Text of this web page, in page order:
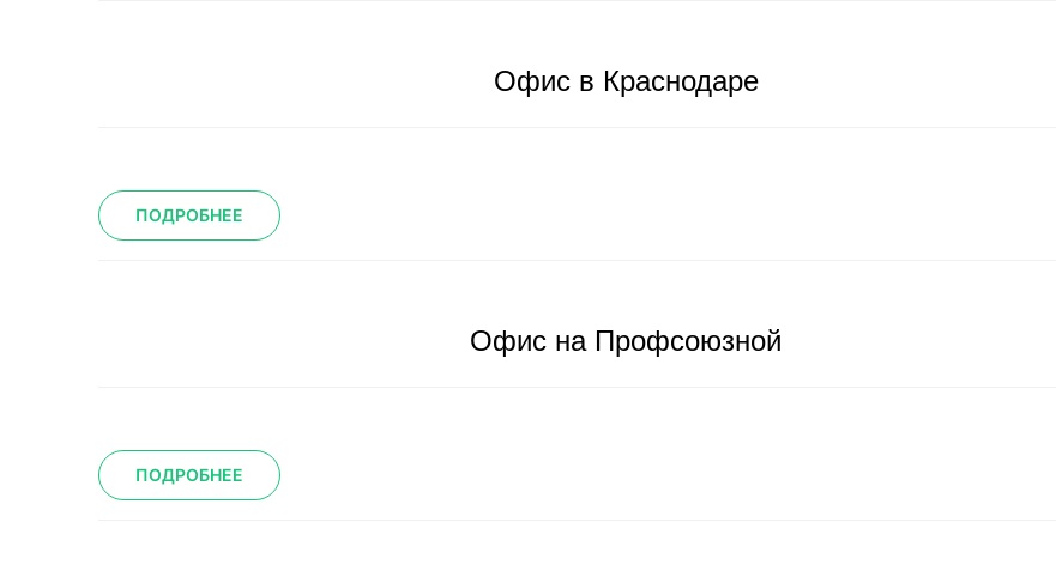
Офис в Краснодаре
ПОДРОБНЕЕ
Офис на Профсоюзной
ПОДРОБНЕЕ